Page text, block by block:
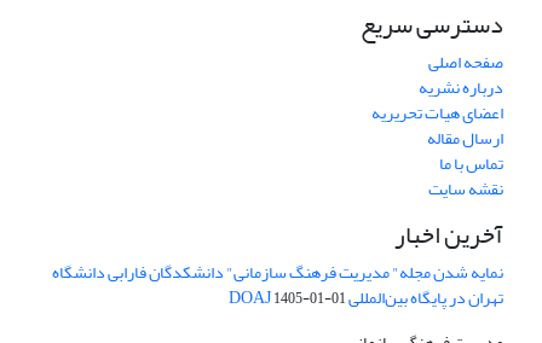
دسترسی سریع
صفحه اصلی
درباره نشریه
اعضای هیات تحریریه
ارسال مقاله
تماس با ما
نقشه سایت
آخرین اخبار
نمایه شدن مجله" مدیریت فرهنگ سازمانی" دانشکدگان فارابی دانشگاه
تهران در پایگاه بین‌المللی DOAJ1405-01-01